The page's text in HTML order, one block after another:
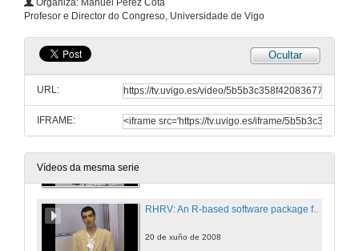
Organiza: Manuel Pérez Cota
Profesor e Director do Congreso, Universidade de Vigo
Ocultar
URL:
IFRAME:
Vídeos da mesma serie
20 de xuño de 2008
Cataract Surgery Simulator Based On Finite Element Human Eye
20 de xuño de 2008
Impact of appointment reminders via short message service in a district hospital
RHRV: An R-based software package for heart rate variability analysis of ECG recordings
20 de xuño de 2008